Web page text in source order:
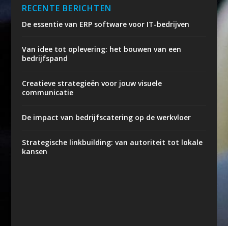
RECENTE BERICHTEN
De essentie van ERP software voor IT-bedrijven
Van idee tot oplevering: het bouwen van een
bedrijfspand
Creatieve strategieën voor jouw visuele
communicatie
De impact van bedrijfscatering op de werkvloer
Strategische linkbuilding: van autoriteit tot lokale
kansen